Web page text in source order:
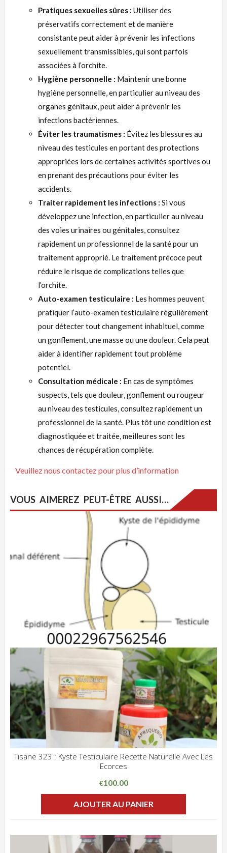
Pratiques sexuelles sûres : Utiliser des
préservatifs correctement et de manière
consistante peut aider à prévenir les infections
sexuellement transmissibles, qui sont parfois
associées à l’orchite.
Hygiène personnelle : Maintenir une bonne
hygiène personnelle, en particulier au niveau des
organes génitaux, peut aider à prévenir les
infections bactériennes.
Éviter les traumatismes : Évitez les blessures au
niveau des testicules en portant des protections
appropriées lors de certaines activités sportives ou
en prenant des précautions pour éviter les
accidents.
Traiter rapidement les infections : Si vous
développez une infection, en particulier au niveau
des voies urinaires ou génitales, consultez
rapidement un professionnel de la santé pour un
traitement approprié. Le traitement précoce peut
réduire le risque de complications telles que
l’orchite.
Auto-examen testiculaire : Les hommes peuvent
pratiquer l’auto-examen testiculaire régulièrement
pour détecter tout changement inhabituel, comme
un gonflement, une masse ou une douleur. Cela peut
aider à identifier rapidement tout problème
potentiel.
Consultation médicale : En cas de symptômes
suspects, tels que douleur, gonflement ou rougeur
au niveau des testicules, consultez rapidement un
professionnel de la santé. Plus tôt une condition est
diagnostiquée et traitée, meilleures sont les
chances de récupération complète.
Veuillez nous contactez pour plus d’information
VOUS AIMEREZ PEUT-ÊTRE AUSSI…
Tisane 323 : Kyste Testiculaire Recette Naturelle Avec Les
Ecorces
€100.00
AJOUTER AU PANIER